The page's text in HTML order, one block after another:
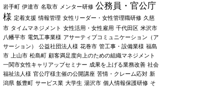
岩手町 伊達市 名取市 メンター研修 公務員・官公庁
様 定着支援 情報管理 女性リーダー・女性管理職研修 久慈
市 タイムマネジメント 女性活用・女性雇用 千代田区 米沢市
八幡平市 電気工事業様 アサーティブコミュニケーション（ア
サーション）
公益社団法人様 花巻市 管工事・設備業様 福島
市
上山市 松島町 顧客満足度向上のための組織マネジメント
一関市女性キャリアップセミナー 成果を上げる業務改善 社会
福祉法人様 官公庁様主催の公開講座 苦情・クレーム応対 新
潟県 飯豊町 サービス業 大学生 湯沢市 個人情報保護研修 そ